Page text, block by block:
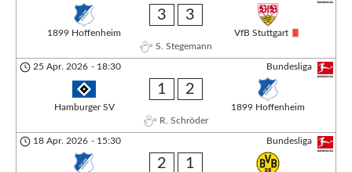
1899 Hoffenheim
3 3
VfB Stuttgart
S. Stegemann
Bundesliga
25 Apr. 2026 - 18:30
Hamburger SV
1 2
1899 Hoffenheim
R. Schröder
Bundesliga
18 Apr. 2026 - 15:30
2 1